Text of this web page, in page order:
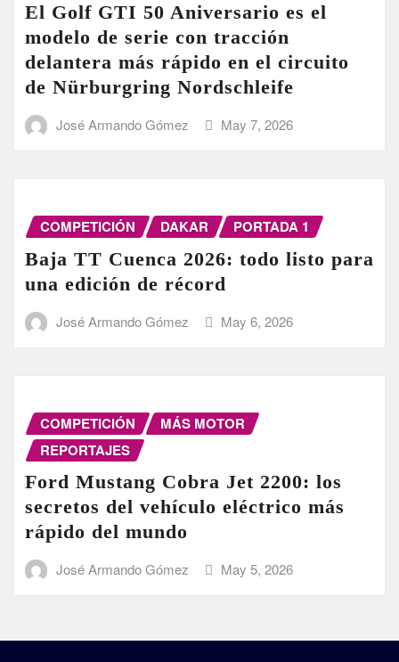
El Golf GTI 50 Aniversario es el
modelo de serie con tracción
delantera más rápido en el circuito
de Nürburgring Nordschleife
José Armando Gómez May 7, 2026
COMPETICIÓN DAKAR PORTADA 1
Baja TT Cuenca 2026: todo listo para
una edición de récord
José Armando Gómez May 6, 2026
COMPETICIÓN
MÁS MOTOR
REPORTAJES
Ford Mustang Cobra Jet 2200: los
secretos del vehículo eléctrico más
rápido del mundo
José Armando Gómez May 5, 2026